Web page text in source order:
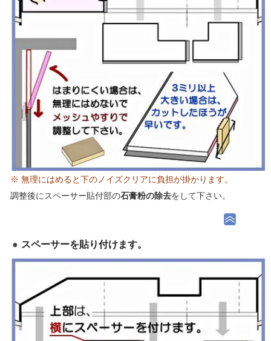
※ 無理にはめると下のノイズクリアに負担が掛かります。
調整後にスペーサー貼付部の石膏粉の除去をして下さい。
スペーサーを貼り付けます。